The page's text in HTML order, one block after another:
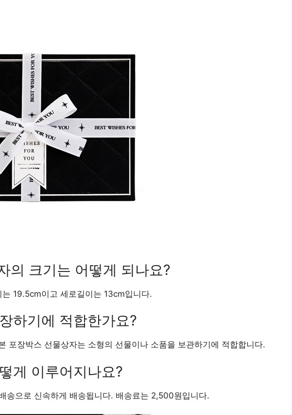
의 크기는 어떻게 되나요?
19.5cm이고 세로길이는 13cm입니다.
하기에 적합한가요?
포장박스 선물상자는 소형의 선물이나 소품을 보관하기에 적합합니다.
게 이루어지나요?
송으로 신속하게 배송됩니다. 배송료는 2,500원입니다.